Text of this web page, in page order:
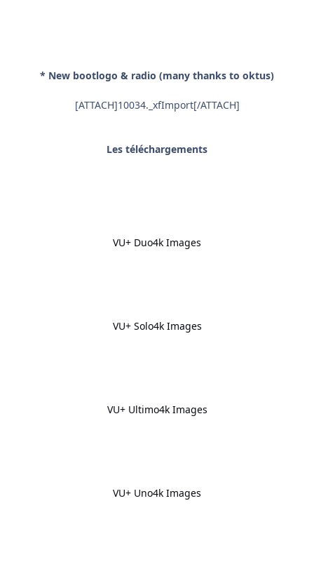
* New bootlogo & radio (many thanks to oktus)
[ATTACH]10034._xfImport[/ATTACH]
Les téléchargements
VU+ Duo4k Images
VU+ Solo4k Images
VU+ Ultimo4k Images
VU+ Uno4k Images